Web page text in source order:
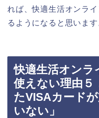
れば、快適生活オンラ
るようになると思います
快適生活オンラ
使えない理由５
たVISAカード
いない」